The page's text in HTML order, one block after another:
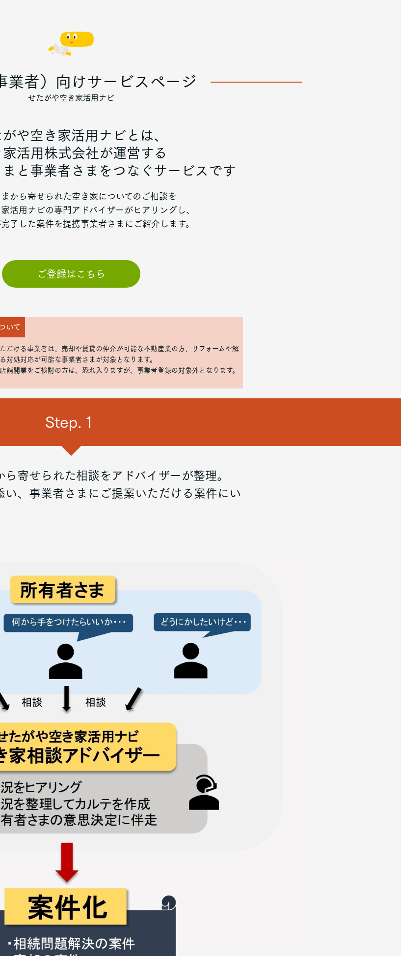
業者）向けサービスページ
せたがや空き家活用ナビ
や空き家活用ナビとは、
家活用株式会社が運営する
と事業者さまをつなぐサービスです
から寄せられた空き家についてのご相談を
活用ナビの専門アドバイザーがヒアリングし、
了した案件を提携事業者さまにご紹介します。
ご登録はこちら
いて
だける事業者は、売却や賃貸の仲介が可能な不動産業の方、リフォームや解
対処対応が可能な事業者さまが対象となります。
舗開業をご検討の方は、恐れ入りますが、事業者登録の対象外となります。
Step.１
寄せられた相談をアドバイザーが整理。
い、事業者さまにご提案いただける案件にい